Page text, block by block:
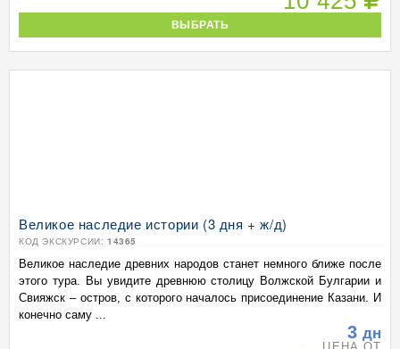
ВЫБРАТЬ
Великое наследие истории (3 дня + ж/д)
КОД ЭКСКУРСИИ: 14365
Великое наследие древних народов станет немного ближе после
этого тура. Вы увидите древнюю столицу Волжской Булгарии и
Свияжск – остров, с которого началось присоединение Казани. И
конечно саму ...
3 дн